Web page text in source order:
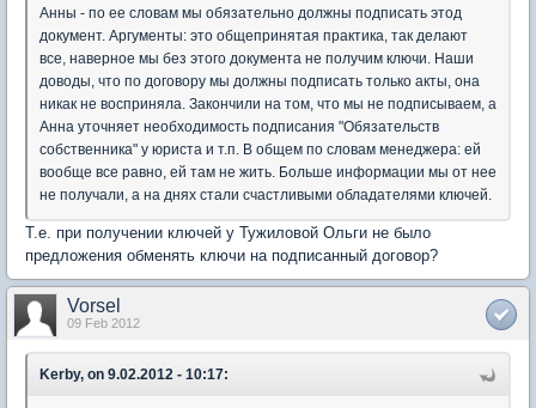
Анны - по ее словам мы обязательно должны подписать этод
документ. Аргументы: это общепринятая практика, так делают
все, наверное мы без этого документа не получим ключи. Наши
доводы, что по договору мы должны подписать только акты, она
никак не восприняла. Закончили на том, что мы не подписываем, а
Анна уточняет необходимость подписания "Обязательств
собственника" у юриста и т.п. В общем по словам менеджера: ей
вообще все равно, ей там не жить. Больше информации мы от нее
не получали, а на днях стали счастливыми обладателями ключей.
Т.е. при получении ключей у Тужиловой Ольги не было
предложения обменять ключи на подписанный договор?
Vorsel
09 Feb 2012
Kerby, on 9.02.2012 - 10:17: